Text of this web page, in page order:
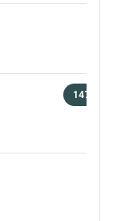
147 €